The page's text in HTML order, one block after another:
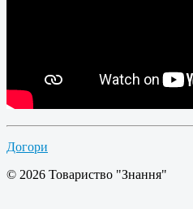
Догори
© 2026 Товариство "Знання"